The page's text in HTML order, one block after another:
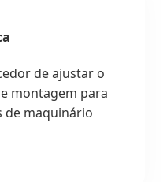
de ajustar o
montagem para
de maquinário